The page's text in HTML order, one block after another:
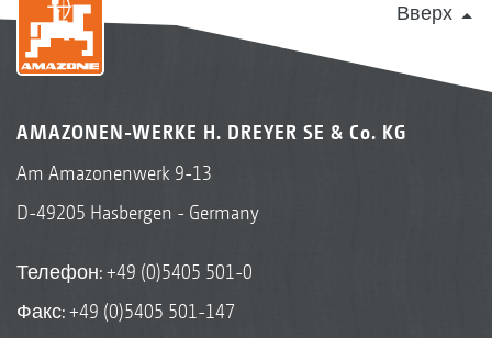
Вверх
AMAZONEN-WERKE H. DREYER SE & Co. KG
Am Amazonenwerk 9-13
D-49205 Hasbergen - Germany
Телефон:+49 (0)5405 501-0
Факс: +49 (0)5405 501-147